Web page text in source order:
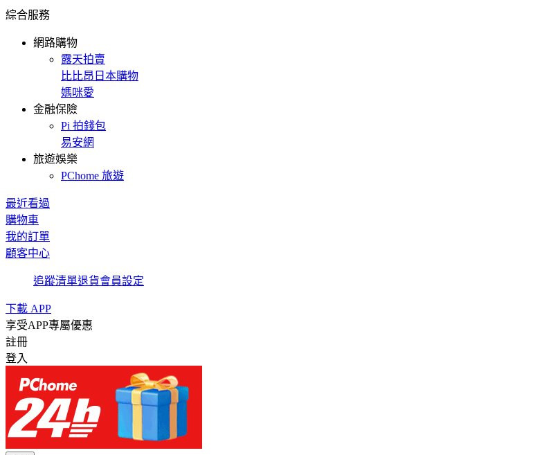
綜合服務
網路購物
露天拍賣
比比昂日本購物
媽咪愛
金融保險
Pi 拍錢包
易安網
旅遊娛樂
PChome 旅遊
最近看過
購物車
我的訂單
顧客中心
追蹤清單退貨會員設定
下載 APP
享受APP專屬優惠
註冊
登入